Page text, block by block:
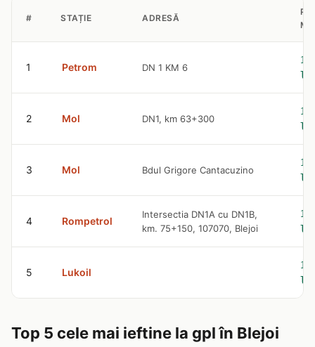
# STAȚIE ADRESĂ
1 Petrom DN 1 KM 6
2 Mol DN1, km 63+300
3 Mol Bdul Grigore Cantacuzino
4 Rompetrol
Intersectia DN1A cu DN1B,
km. 75+150, 107070, Blejoi
5 Lukoil
Top 5 cele mai ieftine la gpl în Blejoi